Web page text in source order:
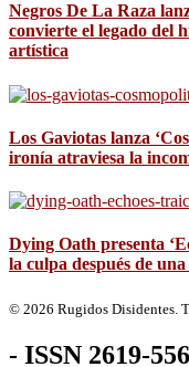
Negros De La Raza
convierte el legado del
artística
Los Gaviotas lanza
ironía atraviesa la
Dying Oath presenta
la culpa después de
© 2026 Rugidos Disidentes.
- ISSN 2619-